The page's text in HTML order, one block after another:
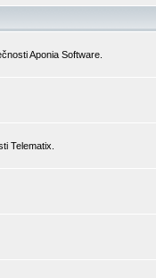
Aponia Software.
Telematix.